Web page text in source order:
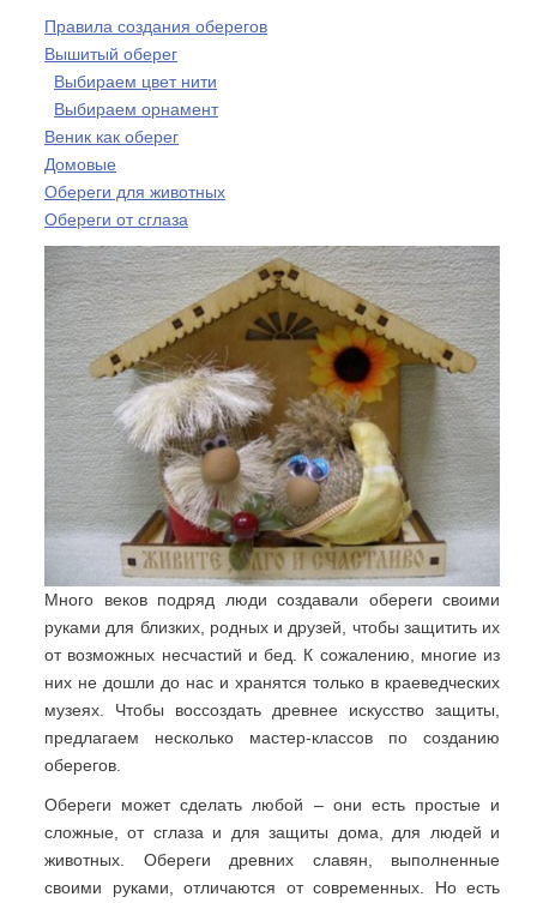
Правила создания оберегов
Вышитый оберег
Выбираем цвет нити
Выбираем орнамент
Веник как оберег
Домовые
Обереги для животных
Обереги от сглаза
Много веков подряд люди создавали обереги своими
руками для близких, родных и друзей, чтобы защитить их
от возможных несчастий и бед. К сожалению, многие из
них не дошли до нас и хранятся только в краеведческих
музеях. Чтобы воссоздать древнее искусство защиты,
предлагаем несколько мастер-классов по созданию
оберегов.
Обереги может сделать любой – они есть простые и
сложные, от сглаза и для защиты дома, для людей и
животных. Обереги древних славян, выполненные
своими руками, отличаются от современных. Но есть